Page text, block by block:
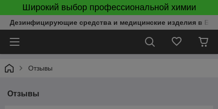
Широкий выбор профессиональной химии
Дезинфицирующие средства и медицинские изделия в
Отзывы
Отзывы